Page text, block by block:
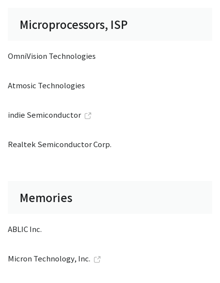
Microprocessors, ISP
OmniVision Technologies
Atmosic Technologies
indie Semiconductor
Realtek Semiconductor Corp.
Memories
ABLIC Inc.
Micron Technology, Inc.